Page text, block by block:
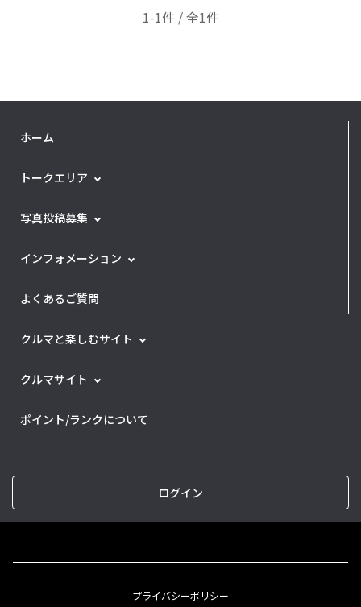
1-1件 / 全1件
ホーム
トークエリア
写真投稿募集
インフォメーション
よくあるご質問
クルマと楽しむサイト
クルマサイト
ポイント/ランクについて
ログイン
プライバシーポリシー